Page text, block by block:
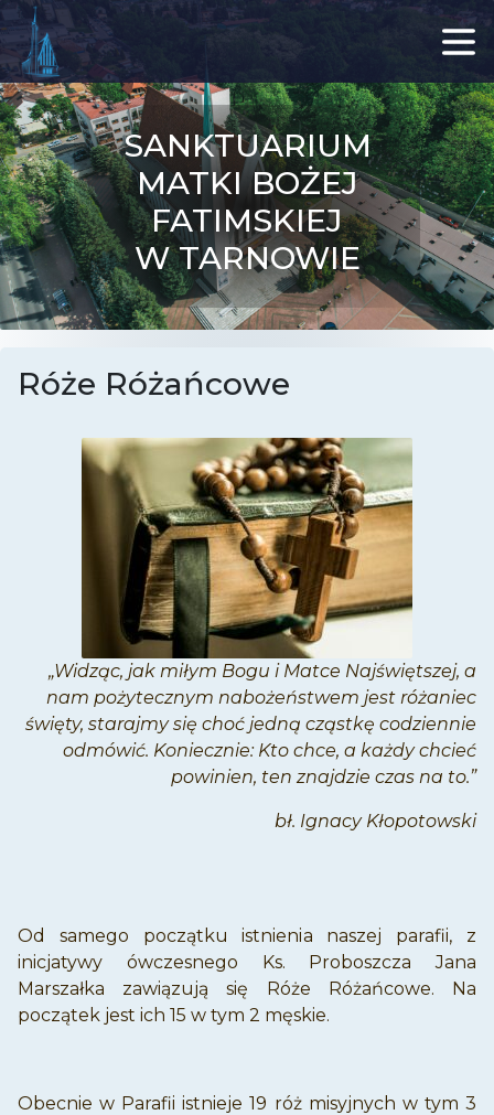
SANKTUARIUM
MATKI BOŻEJ
FATIMSKIEJ
W TARNOWIE
Róże Różańcowe
„Widząc, jak miłym Bogu i Matce Najświętszej, a
nam pożytecznym nabożeństwem jest różaniec
święty, starajmy się choć jedną cząstkę codziennie
odmówić. Koniecznie: Kto chce, a każdy chcieć
powinien, ten znajdzie czas na to.”
bł. Ignacy Kłopotowski
Od samego początku istnienia naszej parafii, z
inicjatywy ówczesnego Ks. Proboszcza Jana
Marszałka zawiązują się Róże Różańcowe. Na
początek jest ich 15 w tym 2 męskie.
Obecnie w Parafii istnieje 19 róż misyjnych w tym 3